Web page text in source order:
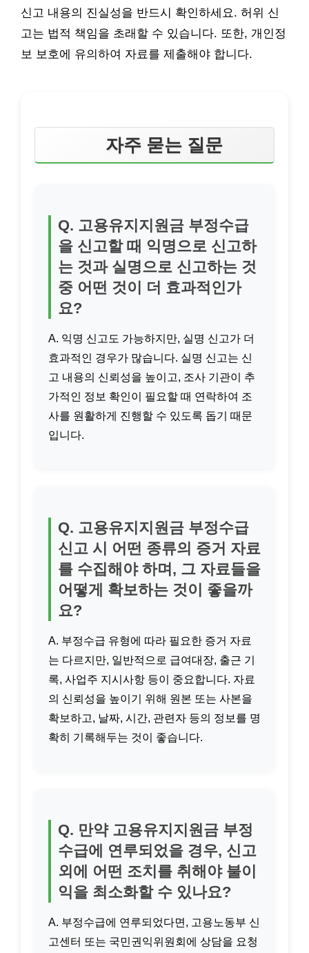
신고 내용의 진실성을 반드시 확인하세요. 허위 신
고는 법적 책임을 초래할 수 있습니다. 또한, 개인정
보 보호에 유의하여 자료를 제출해야 합니다.
자주 묻는 질문
Q. 고용유지지원금 부정수급
을 신고할 때 익명으로 신고하
는 것과 실명으로 신고하는 것
중 어떤 것이 더 효과적인가
요?
A. 익명 신고도 가능하지만, 실명 신고가 더
효과적인 경우가 많습니다. 실명 신고는 신
고 내용의 신뢰성을 높이고, 조사 기관이 추
가적인 정보 확인이 필요할 때 연락하여 조
사를 원활하게 진행할 수 있도록 돕기 때문
입니다.
Q. 고용유지지원금 부정수급
신고 시 어떤 종류의 증거 자료
를 수집해야 하며, 그 자료들을
어떻게 확보하는 것이 좋을까
요?
A. 부정수급 유형에 따라 필요한 증거 자료
는 다르지만, 일반적으로 급여대장, 출근 기
록, 사업주 지시사항 등이 중요합니다. 자료
의 신뢰성을 높이기 위해 원본 또는 사본을
확보하고, 날짜, 시간, 관련자 등의 정보를 명
확히 기록해두는 것이 좋습니다.
Q. 만약 고용유지지원금 부정
수급에 연루되었을 경우, 신고
외에 어떤 조치를 취해야 불이
익을 최소화할 수 있나요?
A. 부정수급에 연루되었다면, 고용노동부 신
고센터 또는 국민권익위원회에 상담을 요청